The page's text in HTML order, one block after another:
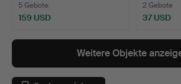
5 Gebote
159 USD
2 Gebote
37 USD
Weitere Objekte